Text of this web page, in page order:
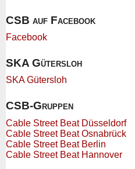
CSB auf Facebook
Facebook
SKA Gütersloh
SKA Gütersloh
CSB-Gruppen
Cable Street Beat Düsseldorf
Cable Street Beat Osnabrück
Cable Street Beat Berlin
Cable Street Beat Hannover